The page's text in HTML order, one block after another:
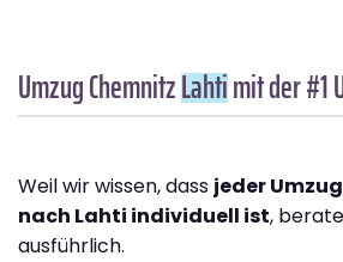
Umzug ChemnitzLahtimit der #1
Weil wir wissen, dass jeder
nach Lahti individuell ist,
ausführlich.